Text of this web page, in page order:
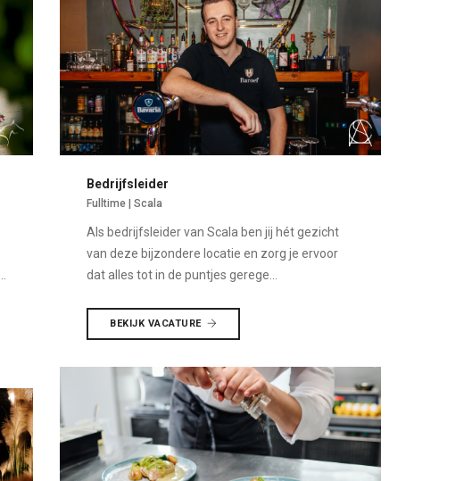
Bedrijfsleider
Fulltime | Scala
Als bedrijfsleider van Scala ben jij hét gezicht
van deze bijzondere locatie en zorg je ervoor
dat alles tot in de puntjes gerege...
BEKIJK VACATURE